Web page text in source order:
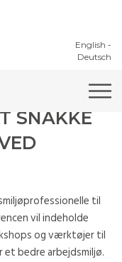
English -
Deutsch
SNAKKE
til
vil indeholde
og værktøjer til
et bedre arbejdsmiljø.